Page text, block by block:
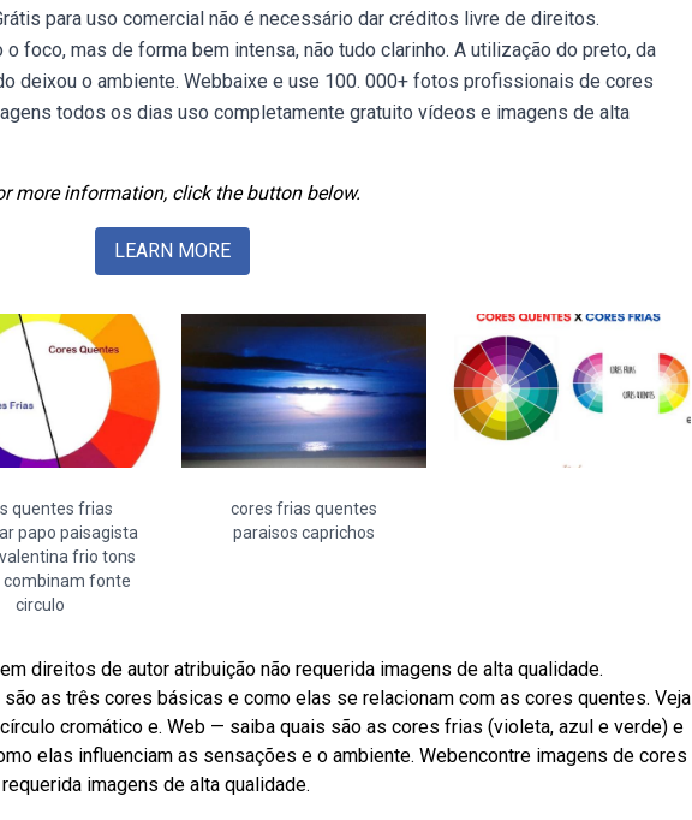
para uso comercial não é necessário dar créditos livre de direitos.
foco, mas de forma bem intensa, não tudo clarinho. A utilização do preto, da
deixou o ambiente. Webbaixe e use 100. 000+ fotos profissionais de cores
todos os dias uso completamente gratuito vídeos e imagens de alta
more information, click the button below.
LEARN MORE
quentes frias
papo paisagista
frio tons
combinam fonte
circulo
cores frias quentes
paraisos caprichos
direitos de autor atribuição não requerida imagens de alta qualidade.
as três cores básicas e como elas se relacionam com as cores quentes. Veja
cromático e. Web — saiba quais são as cores frias (violeta, azul e verde) e
elas influenciam as sensações e o ambiente. Webencontre imagens de cores
imagens de alta qualidade.